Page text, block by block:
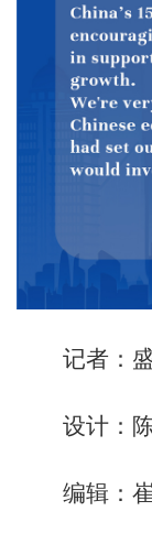
记者：盛
设计：陈
编辑：崔